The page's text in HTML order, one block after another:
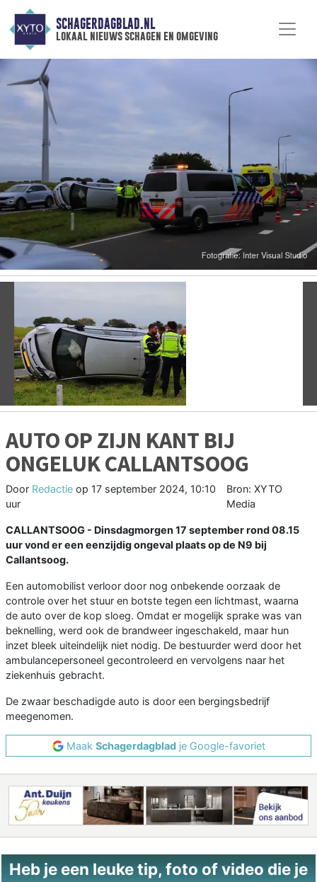
SCHAGERDAGBLAD.NL
lokaal nieuws schagen en omgeving
Vorige
AUTO OP ZIJN KANT BIJ
ONGELUK CALLANTSOOG
Door Redactie op 17 september 2024, 10:10
uur
Bron: XYTO
Media
CALLANTSOOG - Dinsdagmorgen 17 september rond 08.15
uur vond er een eenzijdig ongeval plaats op de N9 bij
Callantsoog.
Een automobilist verloor door nog onbekende oorzaak de
controle over het stuur en botste tegen een lichtmast, waarna
de auto over de kop sloeg. Omdat er mogelijk sprake was van
beknelling, werd ook de brandweer ingeschakeld, maar hun
inzet bleek uiteindelijk niet nodig. De bestuurder werd door het
ambulancepersoneel gecontroleerd en vervolgens naar het
ziekenhuis gebracht.
De zwaar beschadigde auto is door een bergingsbedrijf
meegenomen.
Maak Schagerdagbladje Google-favoriet
Heb je een leuke tip, foto of video die je